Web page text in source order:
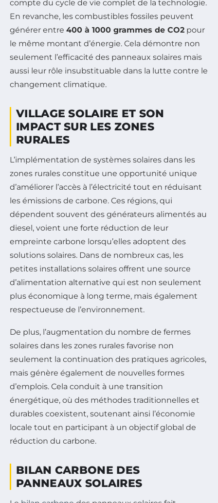
compte du cycle de vie complet de la technologie.
En revanche, les combustibles fossiles peuvent
générer entre 400 à 1000 grammes de CO2 pour
le même montant d’énergie. Cela démontre non
seulement l’efficacité des panneaux solaires mais
aussi leur rôle insubstituable dans la lutte contre le
changement climatique.
VILLAGE SOLAIRE ET SON
IMPACT SUR LES ZONES
RURALES
L’implémentation de systèmes solaires dans les
zones rurales constitue une opportunité unique
d’améliorer l’accès à l’électricité tout en réduisant
les émissions de carbone. Ces régions, qui
dépendent souvent des générateurs alimentés au
diesel, voient une forte réduction de leur
empreinte carbone lorsqu’elles adoptent des
solutions solaires. Dans de nombreux cas, les
petites installations solaires offrent une source
d’alimentation alternative qui est non seulement
plus économique à long terme, mais également
respectueuse de l’environnement.
De plus, l’augmentation du nombre de fermes
solaires dans les zones rurales favorise non
seulement la continuation des pratiques agricoles,
mais génère également de nouvelles formes
d’emplois. Cela conduit à une transition
énergétique, où des méthodes traditionnelles et
durables coexistent, soutenant ainsi l’économie
locale tout en participant à un objectif global de
réduction du carbone.
BILAN CARBONE DES
PANNEAUX SOLAIRES